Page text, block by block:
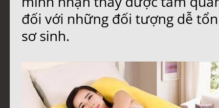
đối với những đối tượng dễ
sơ sinh.